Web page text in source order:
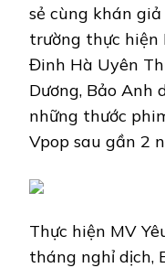
CẦN
ÉP
sẻ cùng khán
trường thực hiện
Đinh Hà Uyên
Dương, Bảo Anh
những thước
Vpop sau gần 2
Thực hiện MV
tháng nghỉ dịch,